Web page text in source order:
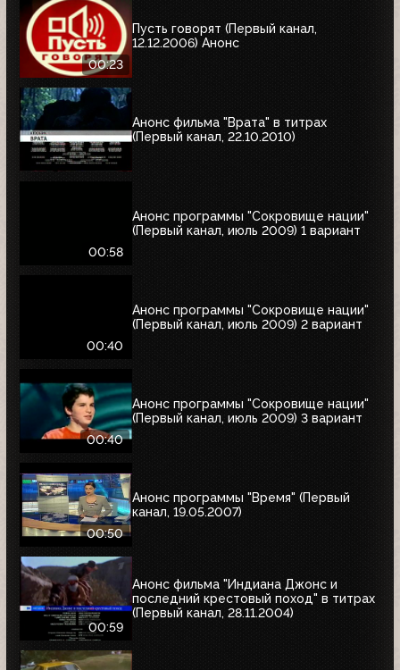
00:23
Пусть говорят (Первый канал,
12.12.2006) Анонс
Анонс фильма "Врата" в титрах
(Первый канал, 22.10.2010)
00:58
Анонс программы "Сокровище нации"
(Первый канал, июль 2009) 1 вариант
00:40
Анонс программы "Сокровище нации"
(Первый канал, июль 2009) 2 вариант
00:40
Анонс программы "Сокровище нации"
(Первый канал, июль 2009) 3 вариант
00:50
Анонс программы "Время" (Первый
канал, 19.05.2007)
00:59
Анонс фильма "Индиана Джонс и
последний крестовый поход" в титрах
(Первый канал, 28.11.2004)